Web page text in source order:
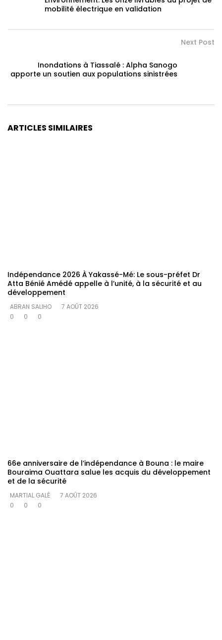
mobilité électrique en validation
Next Post
Inondations à Tiassalé : Alpha Sanogo
apporte un soutien aux populations sinistrées
ARTICLES SIMILAIRES
Indépendance 2026 À Yakassé-Mé: Le sous-préfet Dr
Atta Bénié Amédé appelle à l’unité, à la sécurité et au
développement
ABRAN SALIHO
7 AOÛT 2026
0
0 0
66e anniversaire de l’indépendance à Bouna : le maire
Bouraima Ouattara salue les acquis du développement
et de la sécurité
MARTIAL GALÉ
7 AOÛT 2026
0
0 0